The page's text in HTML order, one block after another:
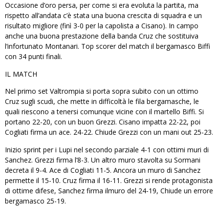
Occasione d’oro persa, per come si era evoluta la partita, ma
rispetto all’andata c’è stata una buona crescita di squadra e un
risultato migliore (finì 3-0 per la capolista a Cisano). In campo
anche una buona prestazione della banda Cruz che sostituiva
l’infortunato Montanari. Top scorer del match il bergamasco Biffi
con 34 punti finali.
IL MATCH
Nel primo set Valtrompia si porta sopra subito con un ottimo
Cruz sugli scudi, che mette in difficoltà le fila bergamasche, le
quali riescono a tenersi comunque vicine con il martello Biffi. Si
portano 22-20, con un buon Grezzi. Cisano impatta 22-22, poi
Cogliati firma un ace. 24-22. Chiude Grezzi con un mani out 25-23.
Inizio sprint per i Lupi nel secondo parziale 4-1 con ottimi muri di
Sanchez. Grezzi firma l’8-3. Un altro muro stavolta su Sormani
decreta il 9-4. Ace di Cogliati 11-5. Ancora un muro di Sanchez
permette il 15-10. Cruz firma il 16-11. Grezzi si rende protagonista
di ottime difese, Sanchez firma ilmuro del 24-19, Chiude un errore
bergamasco 25-19.